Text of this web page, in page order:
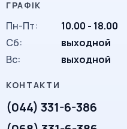
Пн-Пт:
10.00 - 18.00
Сб:
выходной
Вc:
выходной
(044) 331-6-386